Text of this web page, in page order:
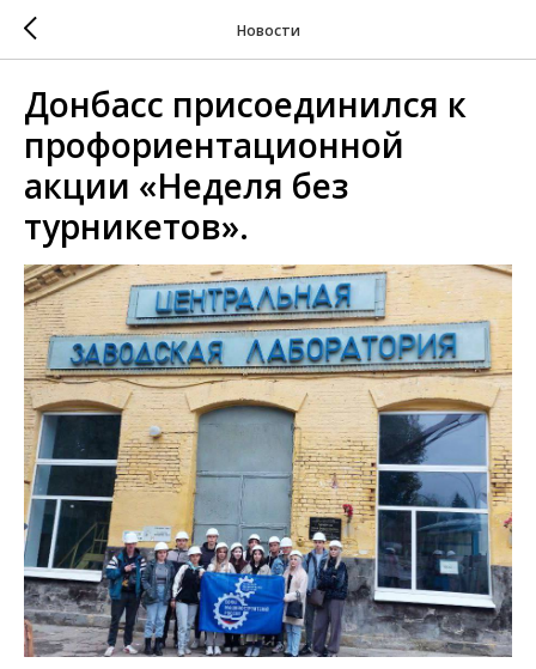
Новости
Донбасс присоединился к
профориентационной
акции «Неделя без
турникетов».